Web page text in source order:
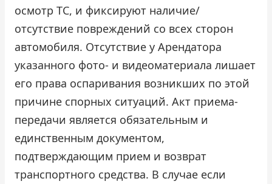
осмотр ТС, и фиксируют наличие/
отсутствие повреждений со всех сторон
автомобиля. Отсутствие у Арендатора
указанного фото- и видеоматериала лишает
его права оспаривания возникших по этой
причине спорных ситуаций. Акт приема-
передачи является обязательным и
единственным документом,
подтверждающим прием и возврат
транспортного средства. В случае если